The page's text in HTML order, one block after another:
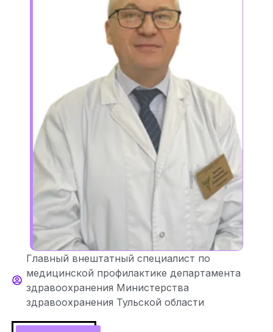
Главный внештатный специалист по
медицинской профилактике департамента
здравоохранения Министерства
здравоохранения Тульской области